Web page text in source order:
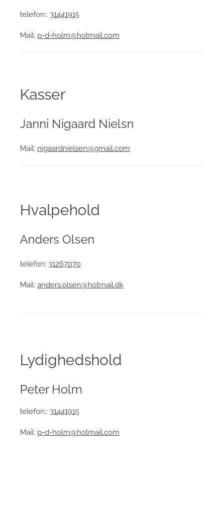
telefon:: 31441915
Mail: p-d-holm@hotmail.com
Kasser
Janni Nigaard Nielsn
Mail: nigaardnielsen@gmail.com
Hvalpehold
Anders Olsen
telefon: 31267070
Mail: anders.olsen@hotmail.dk
Lydighedshold
Peter Holm
telefon:: 31441915
Mail: p-d-holm@hotmail.com